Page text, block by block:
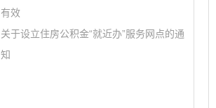
有效
关于设立住房公积金“就近办”服务网点的通
知